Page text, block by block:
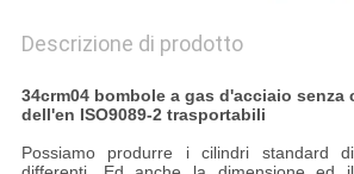
Descrizione di prodotto
34crm04 bombole a gas d'acciaio
dell'en ISO9089-2 trasportabili
Possiamo produrre i cilindri standard